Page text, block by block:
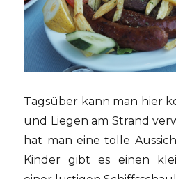
Tagsüber kann man hier
und Liegen am Strand
hat man eine tolle
Kinder gibt es einen